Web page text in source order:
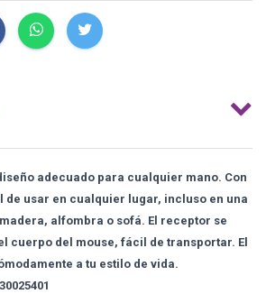
adecuado para cualquier mano. Con
de usar en cualquier lugar, incluso en una
alfombra o sofá. El receptor se
cuerpo del mouse, fácil de transportar. El
a tu estilo de vida.